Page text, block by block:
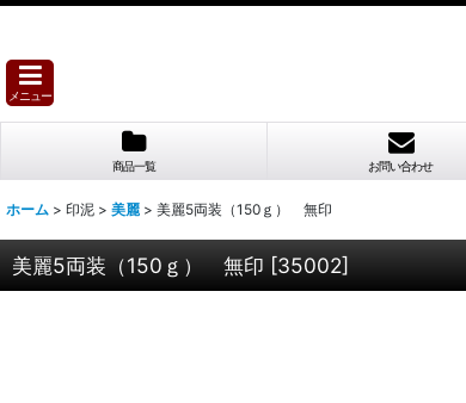
メニュー
商品一覧 お問い合わせ
ホーム > 印泥 > 美麗 > 美麗5両装（150ｇ） 無印
美麗5両装（150ｇ） 無印 [35002]